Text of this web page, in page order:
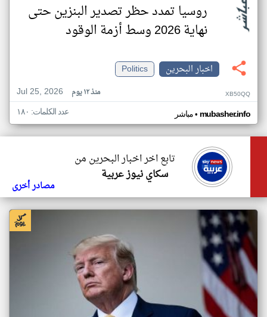
روسيا تمدد حظر تصدير البنزين حتى
نهاية 2026 وسط أزمة الوقود
اخبار البحرين
Politics
Jul 25, 2026
منذ ١٢ يوم XB50QQ
مباشر• mubasher.info عدد الكلمات: ١٨٠
تابع اخر اخبار البحرين من
سكاي نيوز عربية
مصادر أخرى